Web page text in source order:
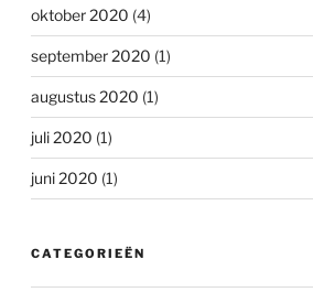
oktober 2020 (4)
september 2020 (1)
augustus 2020 (1)
juli 2020 (1)
juni 2020 (1)
CATEGORIEËN